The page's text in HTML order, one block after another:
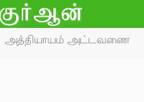
அத்தியாயம் அட்டவணை